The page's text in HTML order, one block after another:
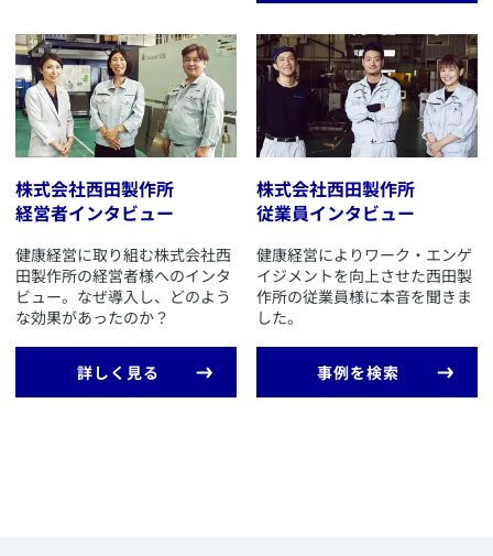
​この企業のWebサイトへ
​AXA-A2-2109-0366/9F7
株式会社西田製作所
経営者インタビュー
​​健康経営に取り組む株式会社西
田製作所の経営者様へのインタ
ビュー。なぜ導入し、どのよう
な効果があったのか？
​詳しく見る
株式会社西田製作所
従業員インタビュー
​​健康経営によりワーク・エンゲ
イジメントを向上させた西田製
作所の従業員様に本音を聞きま
した。
​事例を検索